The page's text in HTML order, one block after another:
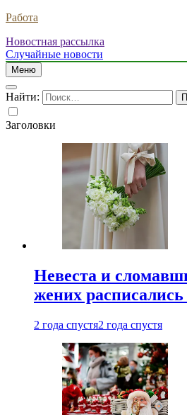
Работа
Новостная рассылка
Случайные новости
Меню
Найти:
Заголовки
Невеста и
жених
2 года спустя2 года спустя